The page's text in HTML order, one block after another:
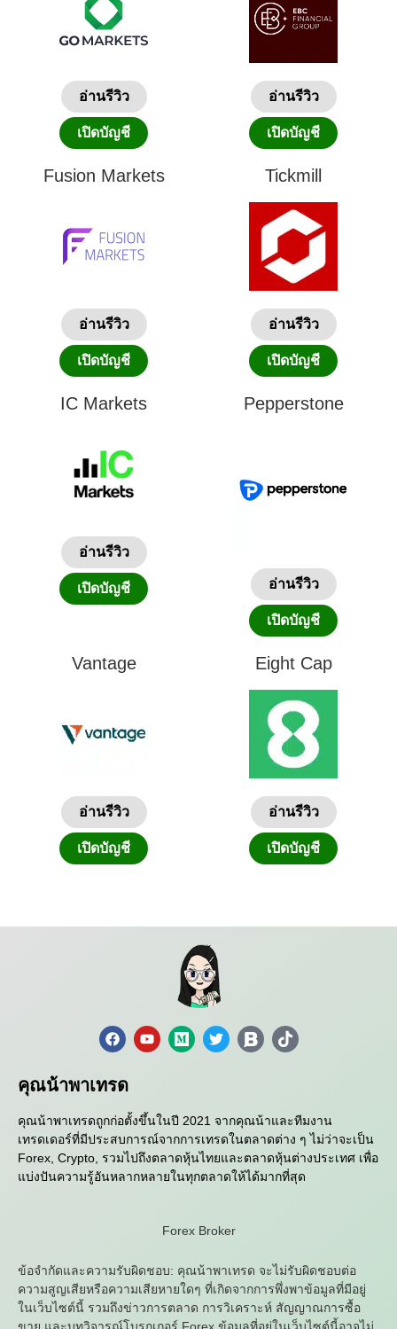
อ่านรีวิว
เปิดบัญชี
อ่านรีวิว
เปิดบัญชี
Fusion Markets
อ่านรีวิว
เปิดบัญชี
Tickmill
อ่านรีวิว
เปิดบัญชี
IC Markets
อ่านรีวิว
เปิดบัญชี
Pepperstone
อ่านรีวิว
เปิดบัญชี
Vantage
อ่านรีวิว
เปิดบัญชี
Eight Cap
อ่านรีวิว
เปิดบัญชี
คุณน้าพาเทรด
คุณน้าพาเทรดถูกก่อตั้งขึ้นในปี 2021 จากคุณน้าและทีมงาน
เทรดเดอร์ที่มีประสบการณ์จากการเทรดในตลาดต่าง ๆ ไม่ว่าจะเป็น
Forex, Crypto, รวมไปถึงตลาดหุ้นไทยและตลาดหุ้นต่างประเทศ เพื่อ
แบ่งปันความรู้อันหลากหลายในทุกตลาดให้ได้มากที่สุด
Forex Broker
ข้อจำกัดและความรับผิดชอบ: คุณน้าพาเทรด จะไม่รับผิดชอบต่อ
ความสูญเสียหรือความเสียหายใดๆ ที่เกิดจากการพึ่งพาข้อมูลที่มีอยู่
ในเว็บไซต์นี้ รวมถึงข่าวการตลาด การวิเคราะห์ สัญญาณการซื้อ
ขาย และบทวิจารณ์โบรกเกอร์ Forex ข้อมูลที่อยู่ในเว็บไซต์นี้อาจไม่